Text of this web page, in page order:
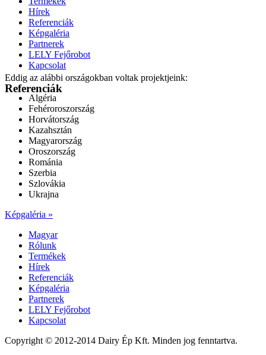
Hírek
Referenciák
Képgaléria
Partnerek
LELY Fejőrobot
Kapcsolat
Referenciák
Eddig az alábbi országokban voltak projektjeink:
Algéria
Fehéroroszország
Horvátország
Kazahsztán
Magyarország
Oroszország
Románia
Szerbia
Szlovákia
Ukrajna
Képgaléria »
Magyar
Rólunk
Termékek
Hírek
Referenciák
Képgaléria
Partnerek
LELY Fejőrobot
Kapcsolat
Copyright © 2012-2014 Dairy Ép Kft. Minden jog fenntartva.